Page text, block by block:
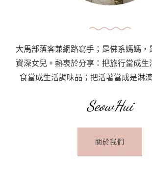
大馬部落客兼網路寫手；是佛系媽媽，
資深女兒。熱衷於分享：把旅行當成生
食當成生活調味品；把活著當成是淋
SeowHui
關於我們